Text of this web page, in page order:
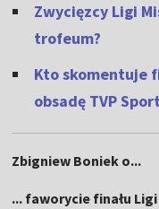
Zwycięzcy Ligi
trofeum?
Kto skomentuje
obsadę TVP
Zbigniew Boniek o...
... faworycie finału